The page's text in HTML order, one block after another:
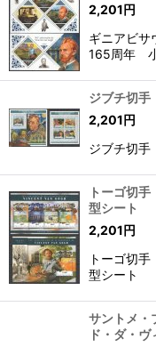
2,201円
ギニアビ
165周年
ジブチ切
2,201円
ジブチ切
トーゴ切
型シート
2,201円
トーゴ切
型シート
サントメ
ド・ダ・